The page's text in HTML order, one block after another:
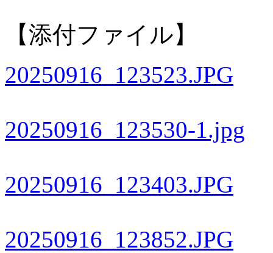
【添付ファイル】
20250916_123523.JPG
20250916_123530-1.jpg
20250916_123403.JPG
20250916_123852.JPG